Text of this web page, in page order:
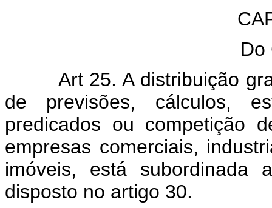
Do
Art 25. A distribuição
de previsões, cálculos,
predicados ou competição
empresas comerciais,
imóveis, está subordinada
disposto no artigo 30.